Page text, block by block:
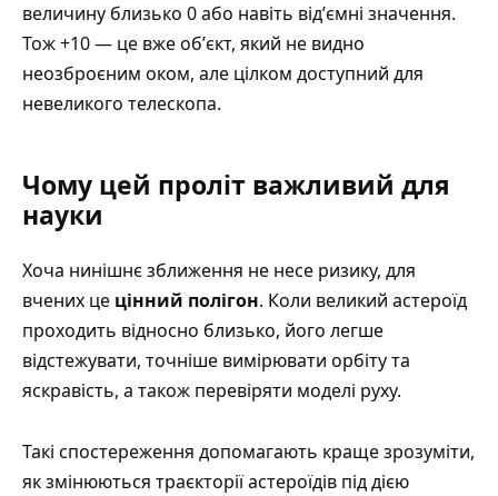
величину близько 0 або навіть відʼємні значення.
Тож +10 — це вже обʼєкт, який не видно
неозброєним оком, але цілком доступний для
невеликого телескопа.
Чому цей проліт важливий для
науки
Хоча нинішнє зближення не несе ризику, для
вчених це цінний полігон. Коли великий астероїд
проходить відносно близько, його легше
відстежувати, точніше вимірювати орбіту та
яскравість, а також перевіряти моделі руху.
Такі спостереження допомагають краще зрозуміти,
як змінюються траєкторії астероїдів під дією